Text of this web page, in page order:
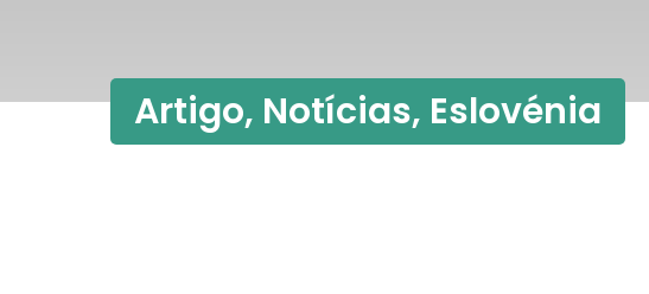
Artigo, Notícias, Eslovénia